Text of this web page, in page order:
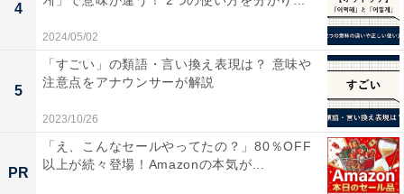
派」が54.9％と、「なりたくない派」が上回る結果にな
りました。
4
2024/05/02
5
「すごい」の類語・言い換え表現は？ 意味や
注意点をアナウンサーが解説
2023/10/26
PR
「え、こんなセールやってたの？」80％OFF
以上が続々登場！Amazonの本気が...